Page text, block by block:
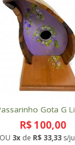
Gota G
R$ 100,00
OU 3x de R$ 33,33 s/